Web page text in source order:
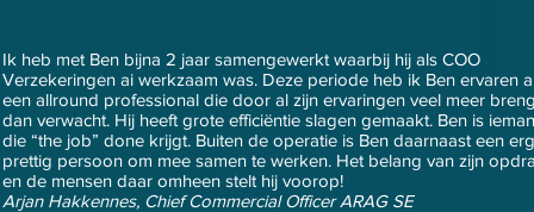
Ik heb met Ben bijna 2 jaar samengewerkt waarbij hij als COO
Verzekeringen ai werkzaam was. Deze periode heb ik Ben ervaren
een allround professional die door al zijn ervaringen veel meer
dan verwacht. Hij heeft grote efficiëntie slagen gemaakt. Ben is
die “the job” done krijgt. Buiten de operatie is Ben daarnaast een erg
prettig persoon om mee samen te werken. Het belang van zijn
en de mensen daar omheen stelt hij voorop!
Arjan Hakkennes, Chief Commercial Officer ARAG SE